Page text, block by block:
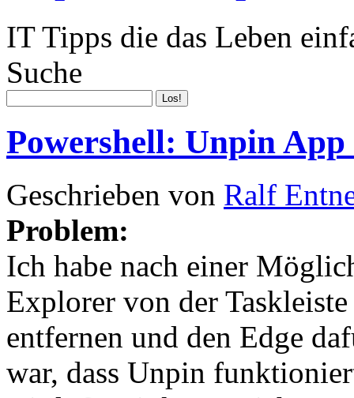
IT Tipps die das Leben
Suche
Powershell: Unpin
Geschrieben von Ralf
Problem:
Ich habe nach einer
Explorer von der
entfernen und den Edge
war, dass Unpin